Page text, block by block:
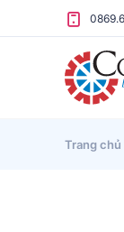
Skip to content
Trang chủ